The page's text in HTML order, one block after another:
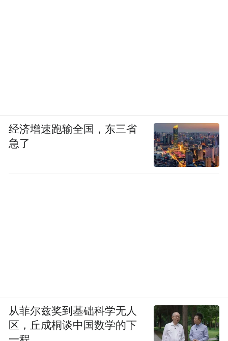
经济增速跑输全国，东三省
急了
从菲尔兹奖到基础科学无人
区，丘成桐谈中国数学的下